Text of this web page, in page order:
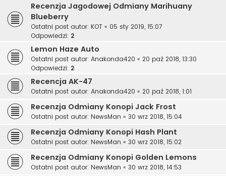
Recenzja Jagodowej Odmiany Marihuany
Blueberry
Ostatni post autor: KOT « 05 sty 2019, 15:07
Odpowiedzi: 2
Lemon Haze Auto
Ostatni post autor: Anakonda420 « 20 paź 2018, 13:30
Odpowiedzi: 2
Recencja AK-47
Ostatni post autor: Anakonda420 « 20 paź 2018, 1:01
Recenzja Odmiany Konopi Jack Frost
Ostatni post autor: NewsMan « 30 wrz 2018, 15:04
Recenzja Odmiany Konopi Hash Plant
Ostatni post autor: NewsMan « 30 wrz 2018, 15:02
Recenzja Odmiany Konopi Golden Lemons
Ostatni post autor: NewsMan « 30 wrz 2018, 14:53